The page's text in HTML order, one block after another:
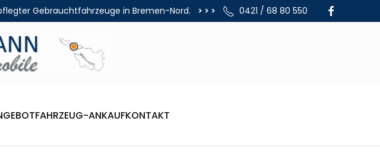
Gebrauchtfahrzeuge in Bremen-Nord. > > > 0421 / 68 80 550
FAHRZEUG-ANKAUFKONTAKT